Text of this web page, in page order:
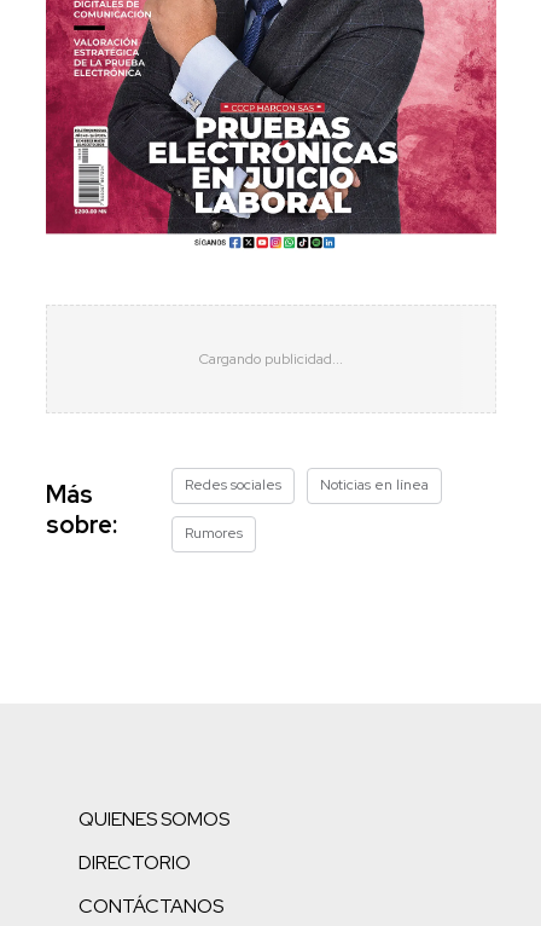
Más
sobre:
Redes sociales Noticias en línea
Rumores
QUIENES SOMOS
DIRECTORIO
CONTÁCTANOS